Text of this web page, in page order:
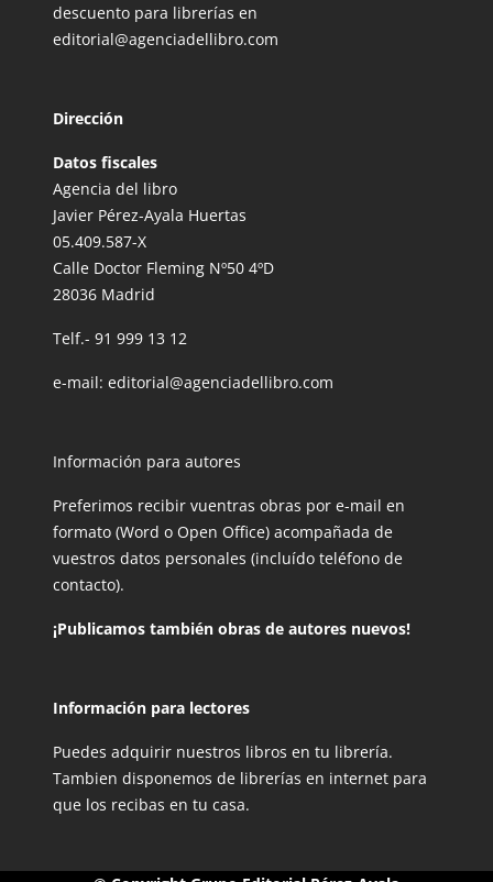
descuento para librerías en
editorial@agenciadellibro.com
Dirección
Datos fiscales
Agencia del libro
Javier Pérez-Ayala Huertas
05.409.587-X
Calle Doctor Fleming Nº50 4ºD
28036 Madrid
Telf.- 91 999 13 12
e-mail: editorial@agenciadellibro.com
Información para autores
Preferimos recibir vuentras obras por e-mail en
formato (Word o Open Office) acompañada de
vuestros datos personales (incluído teléfono de
contacto).
¡Publicamos también obras de autores nuevos!
Información para lectores
Puedes adquirir nuestros libros en tu librería.
Tambien disponemos de librerías en internet para
que los recibas en tu casa.